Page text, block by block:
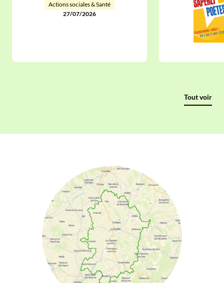
27/07/2026
Actions sociales & Santé
Tout voir